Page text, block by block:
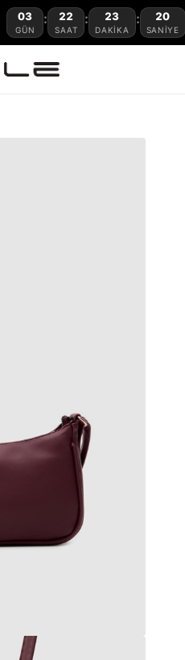
03
GÜN
: 22
SAAT
: 23
DAKIKA
: 19
SANIYE